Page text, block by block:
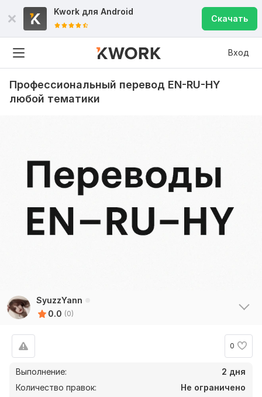
Kwork для Android
Скачать
Вход
Профессиональный перевод EN-RU-HY
любой тематики
SyuzzYann
0.0 (0)
0
Выполнение:
2 дня
Количество правок:
Не ограничено